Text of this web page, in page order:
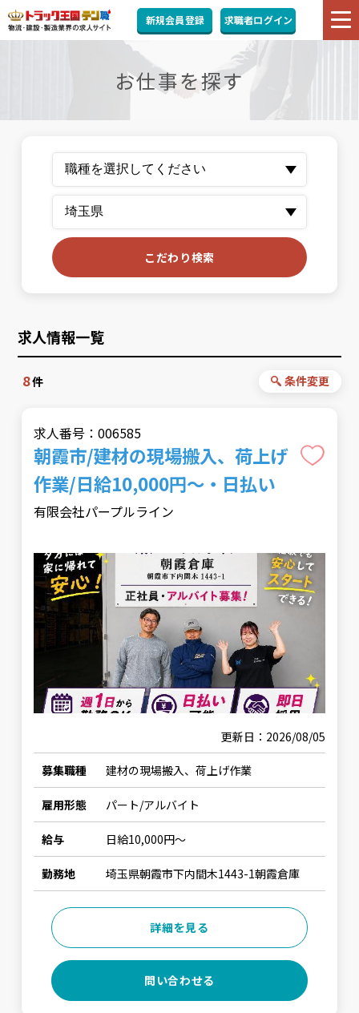
新規会員登録 求職者ログイン
お仕事を探す
こだわり検索
求人情報一覧
8件 条件変更
求人番号：006585
朝霞市/建材の現場搬入、荷上げ
作業/日給10,000円～・日払い
有限会社パープルライン
更新日：2026/08/05
募集職種 建材の現場搬入、荷上げ作業
雇用形態 パート/アルバイト
給与 日給10,000円〜
勤務地 埼玉県朝霞市下内間木1443-1朝霞倉庫
詳細を見る
問い合わせる